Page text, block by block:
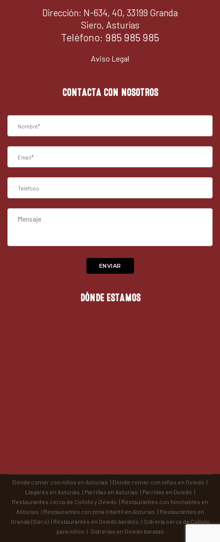
Dirección: N-634, 40, 33199 Granda
Siero, Asturias
Teléfono: 985 985 985
Aviso Legal
CONTACTA CON NOSOTROS
DÓNDE ESTAMOS
Dónde comer con niños en Asturias | Dónde comer con niños en Oviedo |
Llagares en Asturias | Parrillas en Asturias | Parrillas en Oviedo |
Restaurantes cerca de Colloto y Oviedo | Restaurantes con hinchables en
Asturias | Restaurantes con zona infantil en Asturias | Restaurantes en
Granda (Siero) | Restaurantes en Oviedo baratos | Sidrería cerca de Colloto
para niños | Sidrerías en Oviedo baratas